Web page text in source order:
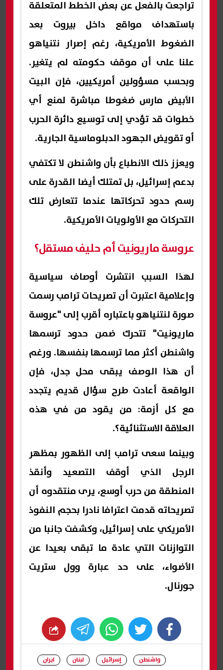
تراجعت بالفعل عن بعض الخطط المتعلقة
باستهداف مواقع داخل بيروت بعد
الضغوط الأمريكية، رغم إصرار نتنياهو
علنا على أن موقف حكومته لم يتغير.
وبحسب مسؤولين أمريكيين، فإن البيت
الأبيض مارس ضغوطا مباشرة لمنع أي
خطوات قد تؤدي إلى توسيع دائرة الحرب
أو تقويض الجهود الدبلوماسية الجارية.
ويعزز ذلك الانطباع بأن واشنطن لا تكتفي
بدعم إسرائيل، بل تمتلك أيضا القدرة على
رسم حدود تحركاتها عندما تتعارض تلك
التحركات مع الأولويات الأمريكية.
عروسة ماريونيت أم حليف مستقل؟
لهذا السبب انتشرت أوصاف سياسية
وإعلامية اعتبرت أن تصريحات ترامب رسمت
صورة لنتنياهو باعتباره أقرب إلى "عروسة
ماريونيت" تتحرك ضمن حدود ترسمها
واشنطن أكثر مما ترسمها بنفسها. ورغم
أن هذا الوصف يبقى محل جدل، فإن
الواقعة أعادت طرح سؤال قديم يتجدد
مع كل أزمة: من يقود من في هذه
العلاقة الاستثنائية؟.
وبينما سعى ترامب إلى الظهور بمظهر
الرجل الذي أوقف التصعيد وأنقذ
المنطقة من حرب أوسع، يرى منتقدوه أن
تصريحاته قدمت اعترافا نادرا بحجم النفوذ
الأمريكي على إسرائيل، وكشفت جانبا من
التوازنات التي عادة ما تبقى بعيدا عن
الأضواء، على حد عبارة وول ستريت
جورنال.
facebook
twitter
whats
واشنطن إسرائيل لبنان ايران